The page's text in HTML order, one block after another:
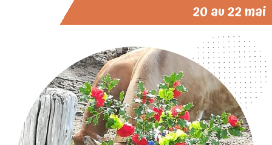
20 au 22 mai